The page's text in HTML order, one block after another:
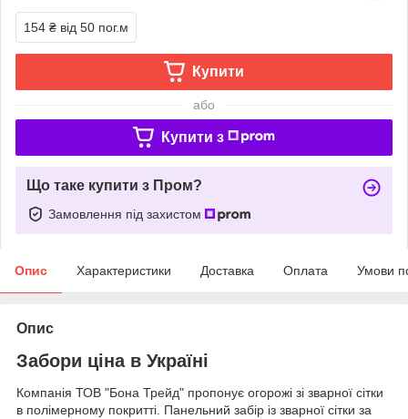
154 ₴ від 50 пог.м
Купити
або
Купити з
Що таке купити з Пром?
Замовлення під захистом
Опис Характеристики Доставка Оплата Умови
Опис
Забори ціна в Україні
Компанія ТОВ "Бона Трейд" пропонує огорожі зі зварної сітки
в полімерному покритті. Панельний забір із зварної сітки за